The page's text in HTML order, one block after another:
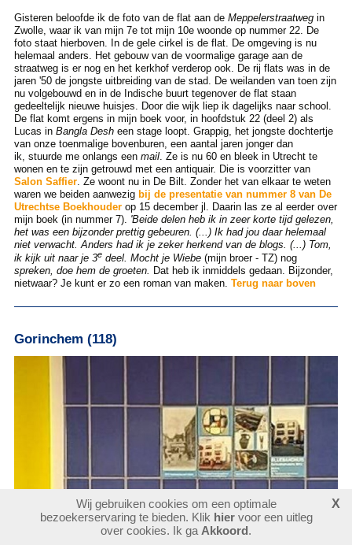
Gisteren beloofde ik de foto van de flat aan deMeppelerstraatwegin
Zwolle, waar ik van mijn 7e tot mijn 10e woonde op nummer 22. De
foto staat hierboven. In de gele cirkel is de flat. De omgeving is nu
helemaal anders. Het gebouw van de voormalige garage aan de
straatweg is er nog en het kerkhof verderop ook. De rij flats was in de
jaren '50 de jongste uitbreiding van de stad. De weilanden van toen zijn
nu volgebouwd en in de Indische buurt tegenover de flat staan
gedeeltelijk nieuwe huisjes. Door die wijk liep ik dagelijks naar school.
De flat komt ergens in mijn boek voor, in hoofdstuk 22 (deel 2) als
Lucas in Bangla Desheen stage loopt. Grappig, het jongste dochtertje
van onze toenmalige bovenburen, een aantal jaren jonger dan
ik, stuurde me onlangs een mail. Ze is nu 60 en bleek in Utrecht te
wonen en te zijn getrouwd met een antiquair. Die is voorzitter van
Salon Saffier. Ze woont nu in De Bilt. Zonder het van elkaar te weten
waren we beiden aanwezig bij de presentatie van nummer 8 van De
Utrechtse Boekhouderop 15 december jl. Daarin las ze al eerder over
mijn boek (in nummer 7). 'Beide delen heb ik in zeer korte tijd gelezen,
het was een bijzonder prettig gebeuren. (...) Ik had jou daar helemaal
niet verwacht. Anders had ik je zeker herkend van de blogs. (...) Tom,
ik kijk uit naar je 3edeel. Mocht je Wiebe(mijn broer - TZ) nog
spreken, doe hem de groeten. Dat heb ik inmiddels gedaan. Bijzonder,
nietwaar? Je kunt er zo een roman van maken. Terug naar boven
Gorinchem (118)
Wij gebruiken cookies om een optimale
bezoekerservaring te bieden. Klik hiervoor een uitleg
over cookies. Ik ga Akkoord.
X